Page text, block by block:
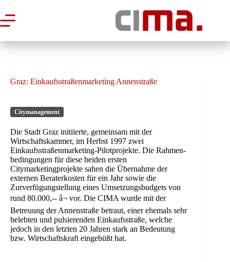
Inhalt
springen
Graz: Einkaufsstraßenmarketing Annenstraße
Citymanagement
Die Stadt Graz initiierte, gemeinsam mit der
Wirtschaftskammer, im Herbst 1997 zwei
Einkaufsstraßenmarketing-Pilotprojekte. Die Rahmen-
bedingungen für diese beiden ersten
Citymarketingprojekte sahen die Übernahme der
externen Beraterkosten für ein Jahr sowie die
Zurverfügungstellung eines Umsetzungsbudgets von
rund 80.000,-- â¬ vor. Die CIMA wurde mit der
Betreuung der Annenstraße betraut, einer ehemals sehr
belebten und pulsierenden Einkaufsstraße, welche
jedoch in den letzten 20 Jahren stark an Bedeutung
bzw. Wirtschaftskraft eingebüßt hat.